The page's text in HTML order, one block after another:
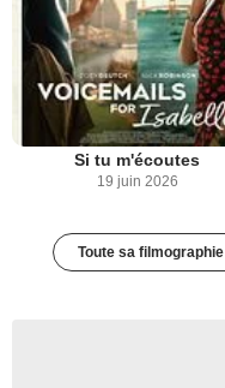
Si tu m'écoutes
19 juin 2026
Toute sa filmographie